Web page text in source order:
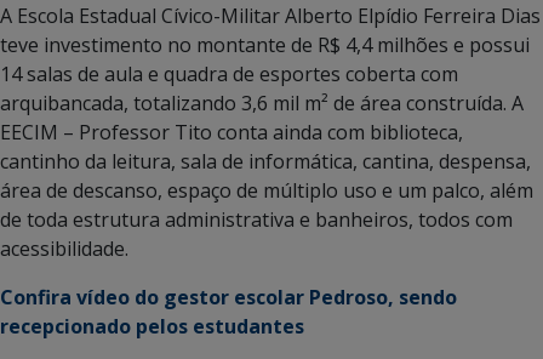
A Escola Estadual Cívico-Militar Alberto Elpídio Ferreira Dias
teve investimento no montante de R$ 4,4 milhões e possui
14 salas de aula e quadra de esportes coberta com
arquibancada, totalizando 3,6 mil m² de área construída. A
EECIM – Professor Tito conta ainda com biblioteca,
cantinho da leitura, sala de informática, cantina, despensa,
área de descanso, espaço de múltiplo uso e um palco, além
de toda estrutura administrativa e banheiros, todos com
acessibilidade.
Confira vídeo do gestor escolar Pedroso, sendo
recepcionado pelos estudantes